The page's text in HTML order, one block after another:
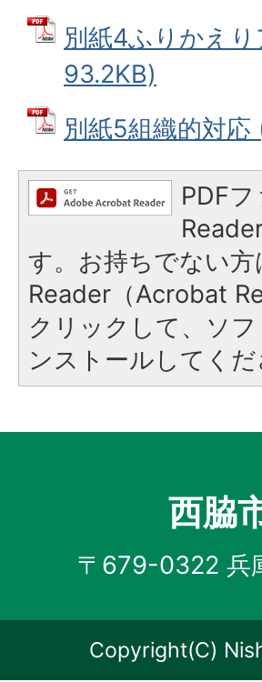
別紙4ふりかえ
93.2KB)
別紙5組織的対
PDF
す。お持ちでない
Reader（Acrobat
クリックして、ソ
ンストールしてくだ
西脇
〒679-0322 兵
Copyright(C)